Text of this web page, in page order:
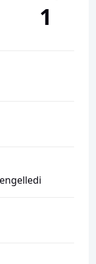
1